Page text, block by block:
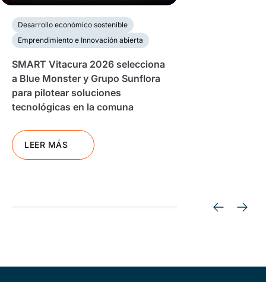
Desarrollo económico sostenible
Emprendimiento e Innovación abierta
SMART Vitacura 2026 selecciona
a Blue Monster y Grupo Sunflora
para pilotear soluciones
tecnológicas en la comuna
LEER MÁS